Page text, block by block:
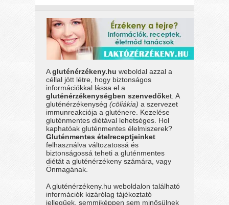
Agluténérzékeny.hu weboldal azzal a
céllal jött létre, hogy biztonságos
információkkal lássa el a
gluténérzékenységben szenvedőket. A
gluténérzékenység(cöliákia) a szervezet
immunreakciója a gluténere. Kezelése
gluténmentes diétával lehetséges. Hol
kaphatóak gluténmentes élelmiszerek?
Gluténmentes ételreceptjeinket
felhasználva változatossá és
biztonságossá teheti a gluténmentes
diétát a gluténérzékeny számára, vagy
Önmagának.
A gluténérzékeny.hu weboldalon található
információk kizárólag tájékoztató
jellegűek, semmiképpen sem minősülnek